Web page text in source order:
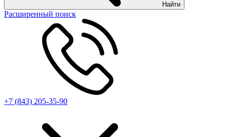
Найти
Расширенный поиск
+7 (843) 205-35-90